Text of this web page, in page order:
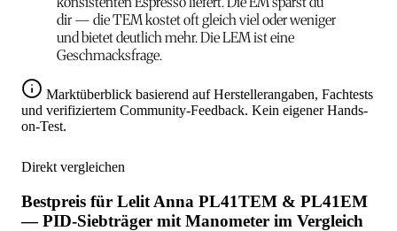
dir — die TEM kostet oft gleich viel oder weniger
und bietet deutlich mehr. Die LEM ist eine
Geschmacksfrage.
Marktüberblick basierend auf Herstellerangaben, Fachtests
und verifiziertem Community-Feedback. Kein eigener Hands-
on-Test.
Direkt vergleichen
Bestpreis für Lelit Anna PL41TEM & PL41EM
— PID-Siebträger mit Manometer im Vergleich